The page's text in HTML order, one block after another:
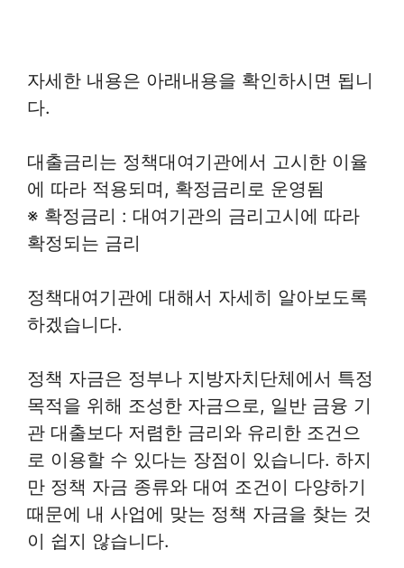
자세한 내용은 아래내용을 확인하시면 됩니
다.
대출금리는 정책대여기관에서 고시한 이율
에 따라 적용되며, 확정금리로 운영됨
※ 확정금리 : 대여기관의 금리고시에 따라
확정되는 금리
정책대여기관에 대해서 자세히 알아보도록
하겠습니다.
정책 자금은 정부나 지방자치단체에서 특정
목적을 위해 조성한 자금으로, 일반 금융 기
관 대출보다 저렴한 금리와 유리한 조건으
로 이용할 수 있다는 장점이 있습니다. 하지
만 정책 자금 종류와 대여 조건이 다양하기
때문에 내 사업에 맞는 정책 자금을 찾는 것
이 쉽지 않습니다.